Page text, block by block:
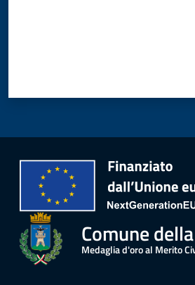
Comune
Medaglia d'oro al Merito